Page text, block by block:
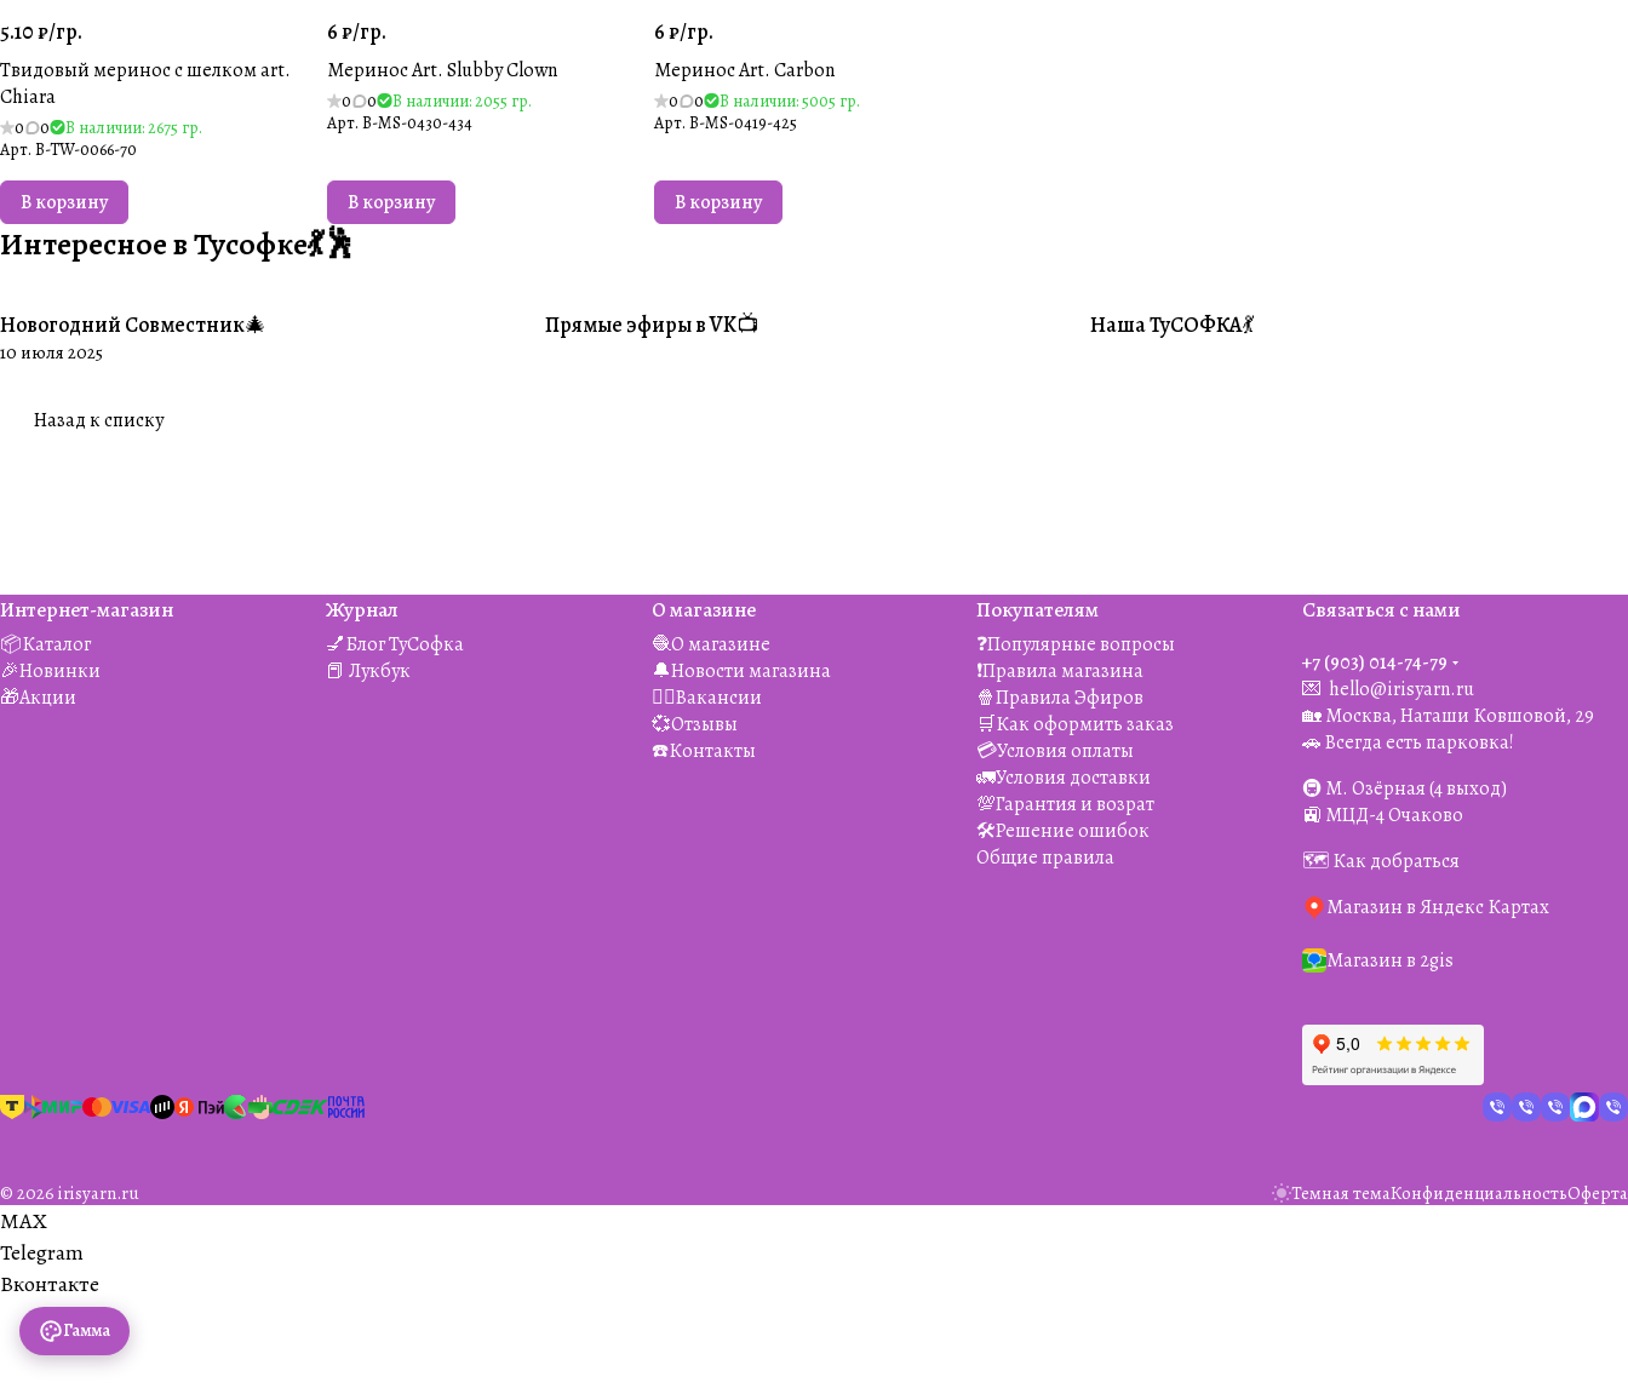
5.10 ₽/гр.
Твидовый меринос с шелком art.
Chiara
0 0
В наличии: 2675 гр.
Арт. B-TW-0066-70
В корзину
6 ₽/гр.
Меринос Art. Slubby Clown
0 0
В наличии: 2055 гр.
Арт. B-MS-0430-434
В корзину
6 ₽/гр.
Меринос Art. Carbon
0 0
В наличии: 5005 гр.
Арт. B-MS-0419-425
В корзину
Интересное в Тусофке💃🕺
#Совместники
Новогодний Совместник🎄
10 июля 2025
#Житуха
Прямые эфиры в VK📺 #Совместники
Наша ТуСОФКА💃
Назад к списку
Интернет-магазин
📦Каталог
🎉Новинки
🎁Акции
Журнал
💅Блог ТуСофка
📕 Лукбук
О магазине
🧶О магазине
🔔Новости магазина
👯‍♀️Вакансии
💞Отзывы
☎️Контакты
Покупателям
❓Популярные вопросы
❗️Правила магазина
🍿Правила Эфиров
🛒Как оформить заказ
💳Условия оплаты
🚛Условия доставки
💯Гарантия и возрат
🛠️Решение ошибок
Общие правила
Связаться с нами
+7 (903) 014-74-79‬
💌 hello@irisyarn.ru
🏡 Москва, Наташи Ковшовой, 29
🚗 Всегда есть парковка!
🚇 М. Озёрная (4 выход)
🚉 МЦД-4 Очаково
🗺️ Как добраться
Магазин в Яндекс Картах
Магазин в 2gis
© 2026 irisyarn.ru Темная темаКонфиденциальностьОферта
Гамма
MAX
Telegram
Вконтакте